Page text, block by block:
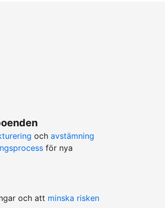
och avstämning
för nya
och att minska risken